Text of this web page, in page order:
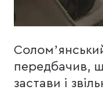
передбачив,
застави і